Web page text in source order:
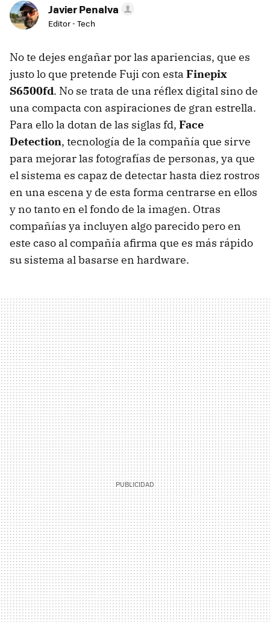
Javier Penalva
Editor - Tech
No te dejes engañar por las apariencias, que es
justo lo que pretende Fuji con esta Finepix
S6500fd. No se trata de una réflex digital sino de
una compacta con aspiraciones de gran estrella.
Para ello la dotan de las siglas fd, Face
Detection, tecnología de la compañía que sirve
para mejorar las fotografías de personas, ya que
el sistema es capaz de detectar hasta diez rostros
en una escena y de esta forma centrarse en ellos
y no tanto en el fondo de la imagen. Otras
compañías ya incluyen algo parecido pero en
este caso al compañía afirma que es más rápido
su sistema al basarse en hardware.